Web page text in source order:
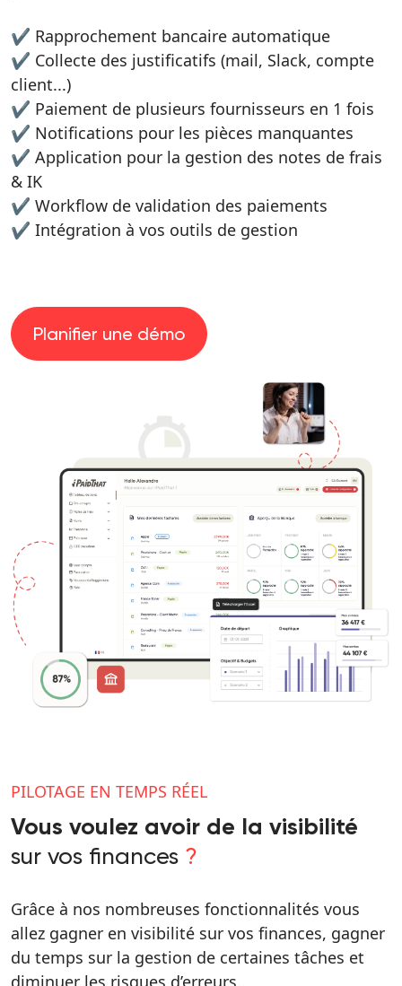
✔️ Rapprochement bancaire automatique
✔️ Collecte des justificatifs (mail, Slack, compte
client...)
✔️ Paiement de plusieurs fournisseurs en 1 fois
✔️ Notifications pour les pièces manquantes
✔️ Application pour la gestion des notes de frais
& IK
✔️ Workflow de validation des paiements
✔️ Intégration à vos outils de gestion
Planifier une démo
PILOTAGE EN TEMPS RÉEL
Vous voulez avoir de la visibilité
sur vos finances ?
Grâce à nos nombreuses fonctionnalités vous
allez gagner en visibilité sur vos finances, gagner
du temps sur la gestion de certaines tâches et
diminuer les risques d’erreurs.